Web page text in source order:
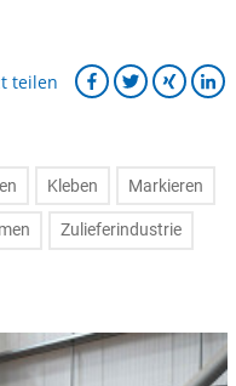
teilen
Kleben Markieren
Zulieferindustrie